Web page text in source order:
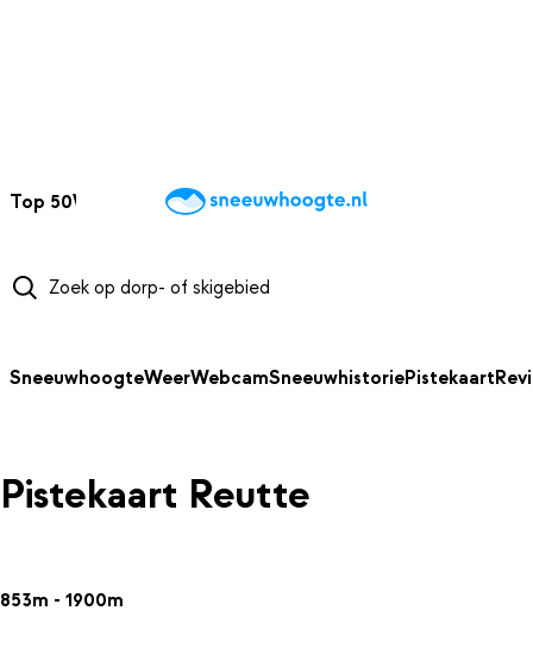
Top 50Webcams WintersportweerKaarten
SneeuwhoogteWeerWebcamSneeuwhistoriePistekaart
Pistekaart Reutte
853m - 1900m